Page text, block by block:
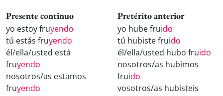
Presente continuo
yo estoy fruyendo
tú estás fruyendo
él/ella/usted está
fruyendo
nosotros/as estamos
fruyendo
Pretérito anterior
yo hube fruido
tú hubiste fruido
él/ella/usted hubo fruido
nosotros/as hubimos
fruido
vosotros/as hubisteis